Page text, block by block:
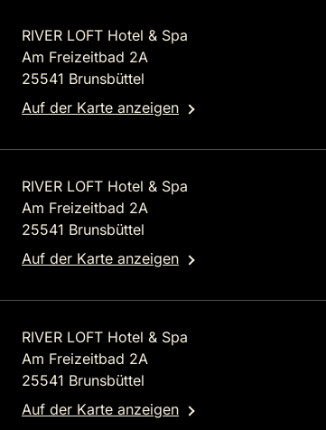
RIVER LOFT Hotel & Spa
Am Freizeitbad 2A
25541 Brunsbüttel
Auf der Karte anzeigen
RIVER LOFT Hotel & Spa
Am Freizeitbad 2A
25541 Brunsbüttel
Auf der Karte anzeigen
RIVER LOFT Hotel & Spa
Am Freizeitbad 2A
25541 Brunsbüttel
Auf der Karte anzeigen